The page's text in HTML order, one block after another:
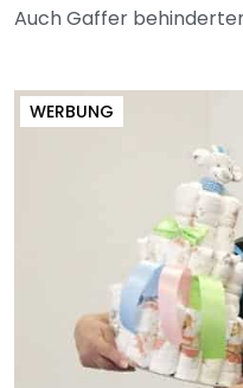
Auch Gaffer
WERBUNG